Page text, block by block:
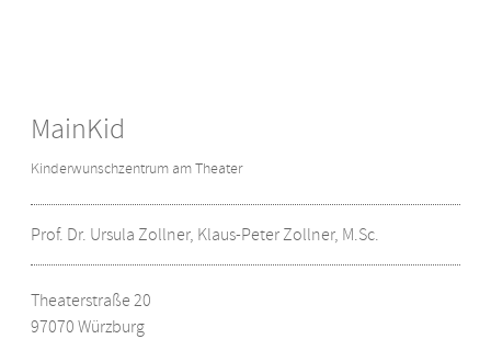
MainKid
Kinderwunschzentrum am Theater
Prof. Dr. Ursula Zollner, Klaus-Peter Zollner, M.Sc.
Theaterstraße 20
97070 Würzburg